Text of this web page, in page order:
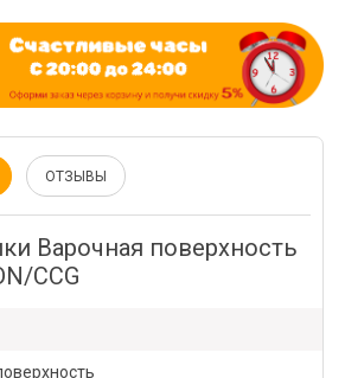
ОТЗЫВЫ
Варочная поверхность
CCG